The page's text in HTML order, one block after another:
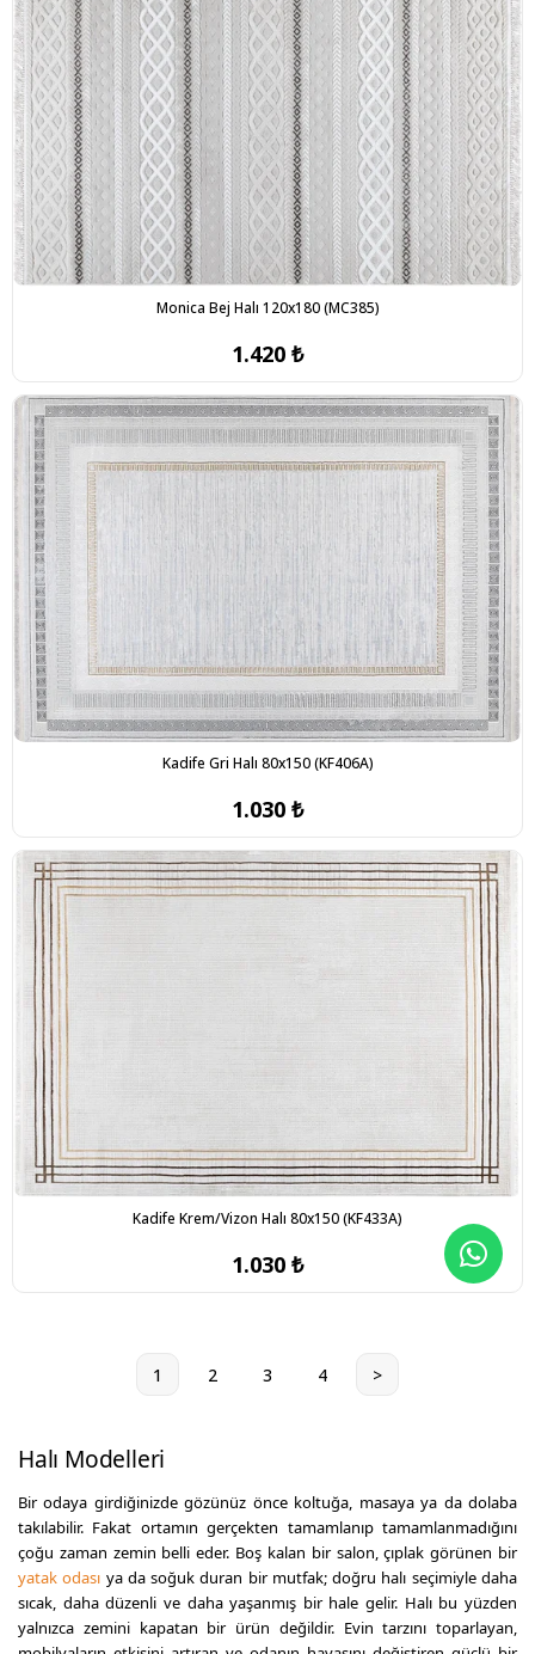
Monica Bej Halı 120x180 (MC385)
1.420 ₺
Kadife Gri Halı 80x150 (KF406A)
1.030 ₺
Kadife Krem/Vizon Halı 80x150 (KF433A)
1.030 ₺
1 2 3 4 >
Halı Modelleri
Bir odaya girdiğinizde gözünüz önce koltuğa, masaya ya da dolaba
takılabilir. Fakat ortamın gerçekten tamamlanıp tamamlanmadığını
çoğu zaman zemin belli eder. Boş kalan bir salon, çıplak görünen bir
yatak odası ya da soğuk duran bir mutfak; doğru halı seçimiyle daha
sıcak, daha düzenli ve daha yaşanmış bir hale gelir. Halı bu yüzden
yalnızca zemini kapatan bir ürün değildir. Evin tarzını toparlayan,